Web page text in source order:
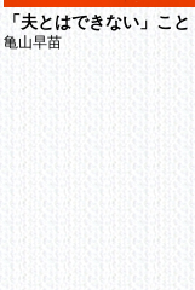
浮気1回、500万円～慰謝
なにからなにまで分け
20歳まで払い続けます
必ずしも結婚が幸福に
あなたはいつまで今の家
貯蓄400万円以下の人・
「夫とはできない」こと
亀山早苗